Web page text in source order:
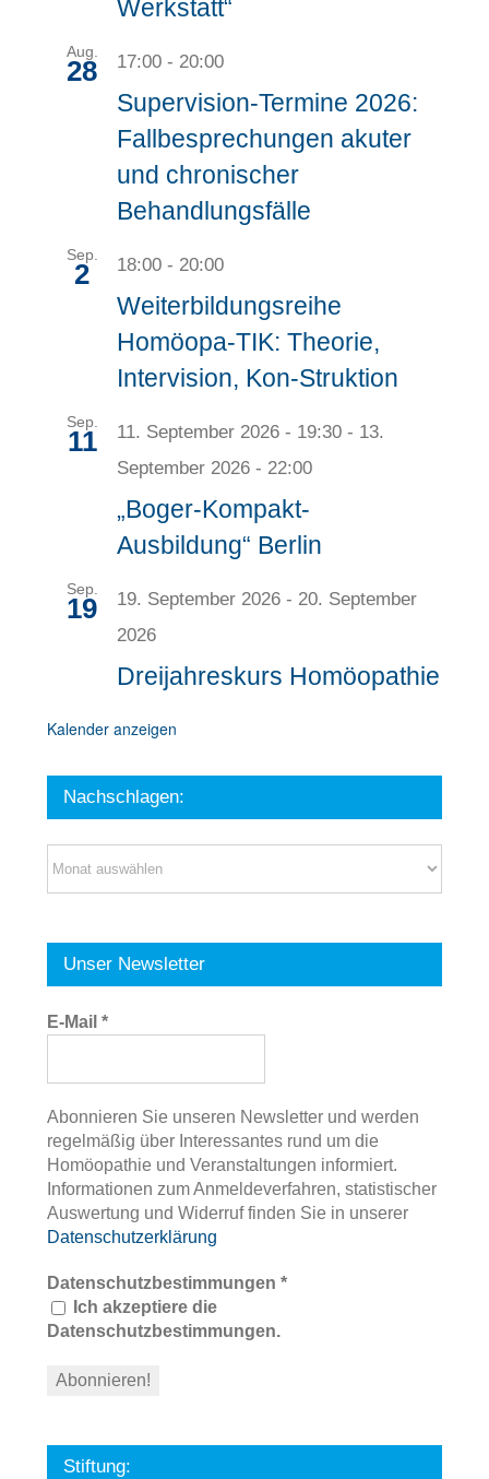
Werkstatt“
Aug.
28 17:00 - 20:00
Supervision-Termine 2026:
Fallbesprechungen akuter
und chronischer
Behandlungsfälle
Sep.
2 18:00 - 20:00
Weiterbildungsreihe
Homöopa-TIK: Theorie,
Intervision, Kon-Struktion
Sep.
11 11. September 2026 - 19:30 - 13.
September 2026 - 22:00
„Boger-Kompakt-
Ausbildung“ Berlin
Sep.
19 19. September 2026 - 20. September
2026
Dreijahreskurs Homöopathie
Kalender anzeigen
Nachschlagen:
Nachschlagen:
Unser Newsletter
E-Mail*
Abonnieren Sie unseren Newsletter und werden
regelmäßig über Interessantes rund um die
Homöopathie und Veranstaltungen informiert.
Informationen zum Anmeldeverfahren, statistischer
Auswertung und Widerruf finden Sie in unserer
Datenschutzerklärung
Datenschutzbestimmungen*
Ich akzeptiere die
Datenschutzbestimmungen.
Stiftung: